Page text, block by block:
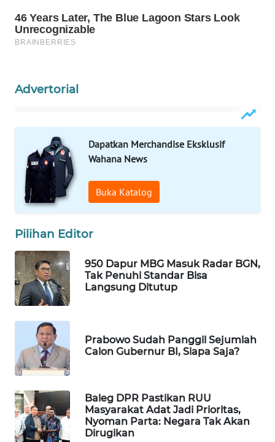
Advertorial
Dapatkan Merchandise Eksklusif
Wahana News
Buka Katalog
Pilihan Editor
950 Dapur MBG Masuk Radar BGN,
Tak Penuhi Standar Bisa
Langsung Ditutup
Prabowo Sudah Panggil Sejumlah
Calon Gubernur BI, Siapa Saja?
Baleg DPR Pastikan RUU
Masyarakat Adat Jadi Prioritas,
Nyoman Parta: Negara Tak Akan
Dirugikan
LIKUPANG
WAHANA
NEWS
WAHANA
TANI
WAHANA
ADVOKAT
WAHANA
INFRASTRUKTUR
KONSUMEN
WAHANA
LISTRIK